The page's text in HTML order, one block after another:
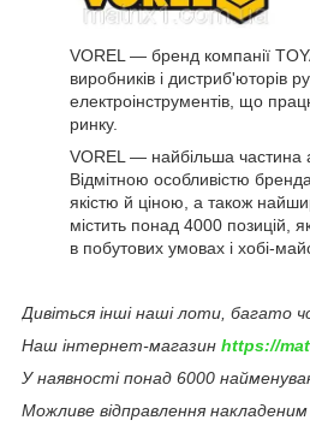
VOREL — бренд компанії
виробників і дистриб'юторів
електроінструментів, що
ринку.
VOREL — найбільша частина
Відмітною особливістю
якістю й ціною, а також
містить понад 4000 позицій,
в побутових умовах і хобі-
Дивіться інші наші лоти, багато
Наш інтернет-магазин https://
У наявності понад 6000
Можливе відправлення